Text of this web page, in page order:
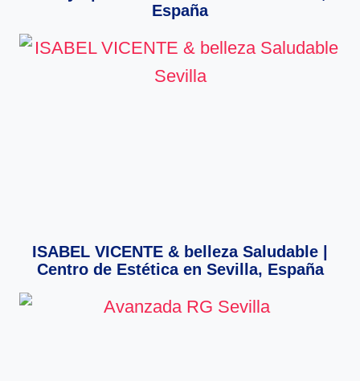
España
ISABEL VICENTE & belleza Saludable |
Centro de Estética en Sevilla, España